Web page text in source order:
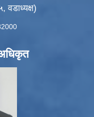
वडाध्यक्ष)